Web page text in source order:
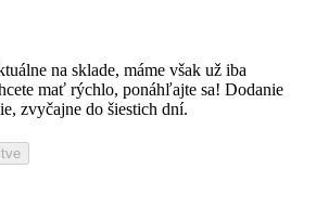
na sklade, máme však už iba
mať rýchlo, ponáhľajte sa! Dodanie
zvyčajne do šiestich dní.